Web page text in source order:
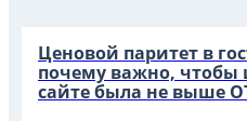
Ценовой паритет в
почему важно, чтобы
сайте была не выше